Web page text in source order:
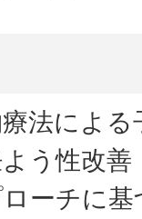
法によ
う性改善
ーチに